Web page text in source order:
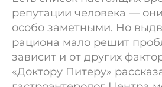
репутации человека —
особо заметными. Но
рациона мало решит
зависит и от других
«Доктору Питеру»